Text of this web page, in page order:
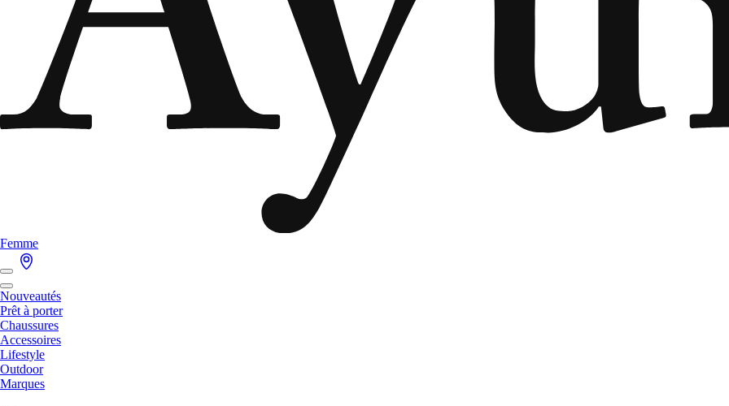
Femme
Nouveautés
Prêt à porter
Chaussures
Accessoires
Lifestyle
Outdoor
Marques